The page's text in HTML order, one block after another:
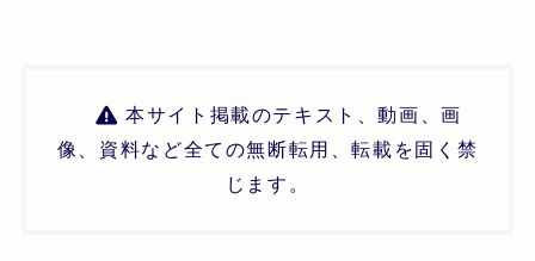
本サイト掲載のテキスト、動画、画
像、資料など全ての無断転用、転載を固く禁
じます。